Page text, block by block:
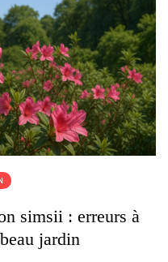
simsii : erreurs à
jardin